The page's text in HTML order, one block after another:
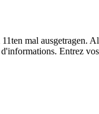
mal ausgetragen.
Entrez